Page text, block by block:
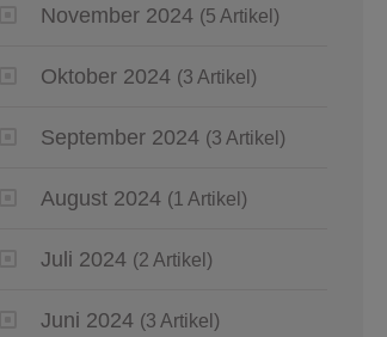
November 2024 (5 Artikel)
Oktober 2024 (3 Artikel)
September 2024 (3 Artikel)
August 2024 (1 Artikel)
Juli 2024 (2 Artikel)
Juni 2024 (3 Artikel)